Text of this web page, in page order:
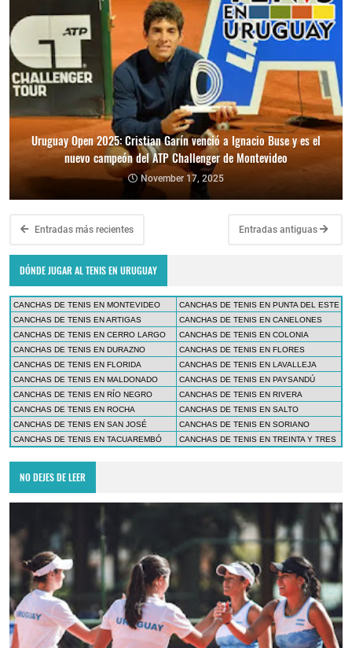
Uruguay Open 2025: Cristian Garín venció a Ignacio Buse y es el
nuevo campeón del ATP Challenger de Montevideo
November 17, 2025
Entradas más recientes Entradas antiguas
DÓNDE JUGAR AL TENIS EN URUGUAY
CANCHAS DE TENIS EN MONTEVIDEO
CANCHAS DE TENIS EN PUNTA DEL ESTE
CANCHAS DE TENIS EN ARTIGAS
CANCHAS DE TENIS EN CANELONES
CANCHAS DE TENIS EN CERRO LARGO
CANCHAS DE TENIS EN COLONIA
CANCHAS DE TENIS EN DURAZNO
CANCHAS DE TENIS EN FLORES
CANCHAS DE TENIS EN FLORIDA
CANCHAS DE TENIS EN LAVALLEJA
CANCHAS DE TENIS EN MALDONADO
CANCHAS DE TENIS EN PAYSANDÚ
CANCHAS DE TENIS EN RÍO NEGRO
CANCHAS DE TENIS EN RIVERA
CANCHAS DE TENIS EN ROCHA
CANCHAS DE TENIS EN SALTO
CANCHAS DE TENIS EN SAN JOSÉ
CANCHAS DE TENIS EN SORIANO
CANCHAS DE TENIS EN TACUAREMBÓ
CANCHAS DE TENIS EN TREINTA Y TRES
NO DEJES DE LEER